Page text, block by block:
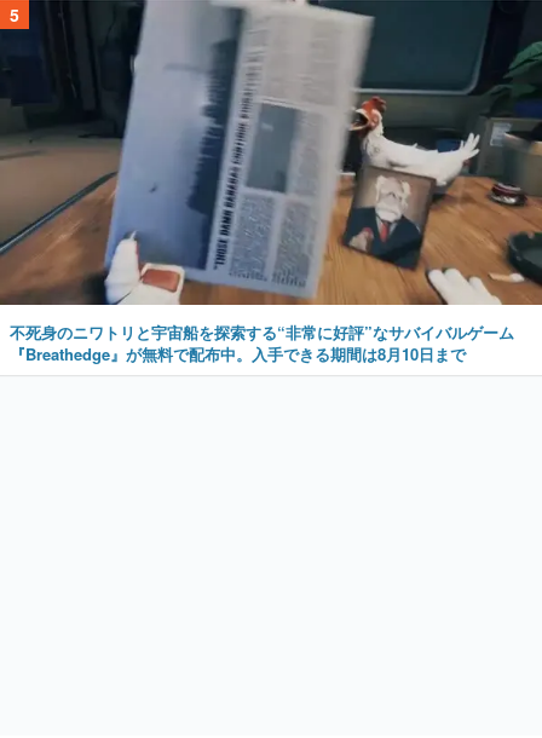
5
不死身のニワトリと宇宙船を探索する“非常に好評”なサバイバルゲーム
『Breathedge』が無料で配布中。入手できる期間は8月10日まで